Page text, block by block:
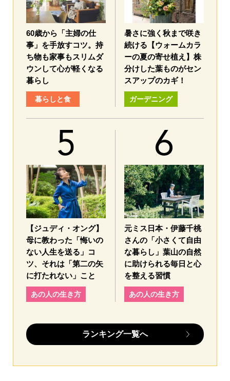
60歳から「主婦の仕
事」を手放すコツ。持
ち物も家事もスリムダ
ウンして心が軽くなる
暮らし
暮らしと食
暑さに強く秋まで咲き
続ける【ウォームカラ
ーの夏の寄せ植え】株
分けした葉ものがセン
スアップのカギ！
ガーデニング
【ジュディ・オング】
母に教わった「悔いの
ない人生を送る」コ
ツ、それは「第二の矢
に打たれない」こと
あの人の生き方
元ミス日本・伊藤千桃
さんの「小さくて自由
な暮らし」葉山の自然
に助けられる毎日と心
を整える習慣
あの人の生き方
ランキング一覧へ